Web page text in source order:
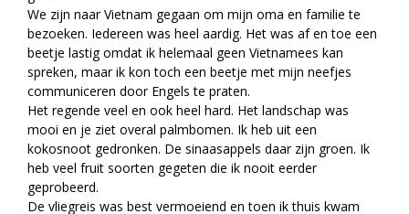
We zijn naar Vietnam gegaan om mijn oma en familie te
bezoeken. Iedereen was heel aardig. Het was af en toe een
beetje lastig omdat ik helemaal geen Vietnamees kan
spreken, maar ik kon toch een beetje met mijn neefjes
communiceren door Engels te praten.
Het regende veel en ook heel hard. Het landschap was
mooi en je ziet overal palmbomen. Ik heb uit een
kokosnoot gedronken. De sinaasappels daar zijn groen. Ik
heb veel fruit soorten gegeten die ik nooit eerder
geprobeerd.
De vliegreis was best vermoeiend en toen ik thuis kwam